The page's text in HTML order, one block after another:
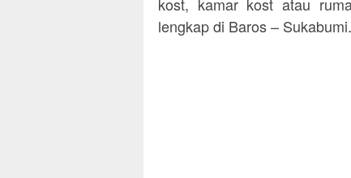
lengkap di Baros – Sukabumi.